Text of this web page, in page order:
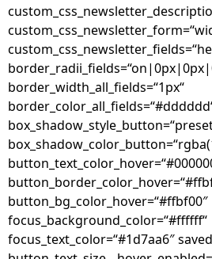
border_width_all_fields=“1px“
button_bg_color_hover=“#ffbf00″
focus_background_color=“#ffffff“
focus_text_color=“#1d7aa6″